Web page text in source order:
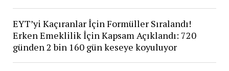
EYT’yi Kaçıranlar İçin Formüller Sıralandı!
Erken Emeklilik İçin Kapsam Açıklandı: 720
günden 2 bin 160 gün keseye koyuluyor